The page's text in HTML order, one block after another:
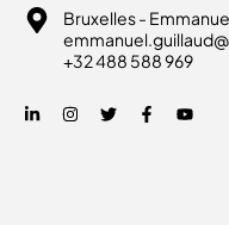
Bruxelles -
+32 488 588 969